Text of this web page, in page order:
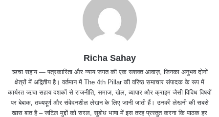
Richa Sahay
ऋचा सहाय — पत्रकारिता और न्याय जगत की एक सशक्त आवाज़, जिनका अनुभव दोनों
क्षेत्रों में अद्वितीय है। वर्तमान में The 4th Pillar की वरिष्ठ समाचार संपादक के रूप में
कार्यरत ऋचा सहाय दशकों से राजनीति, समाज, खेल, व्यापार और क्राइम जैसी विविध विषयों
पर बेबाक, तथ्यपूर्ण और संवेदनशील लेखन के लिए जानी जाती हैं। उनकी लेखनी की सबसे
खास बात है – जटिल मुद्दों को सरल, सुबोध भाषा में इस तरह प्रस्तुत करना कि पाठक हर